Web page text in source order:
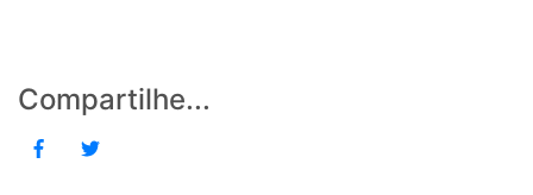
Compartilhe...